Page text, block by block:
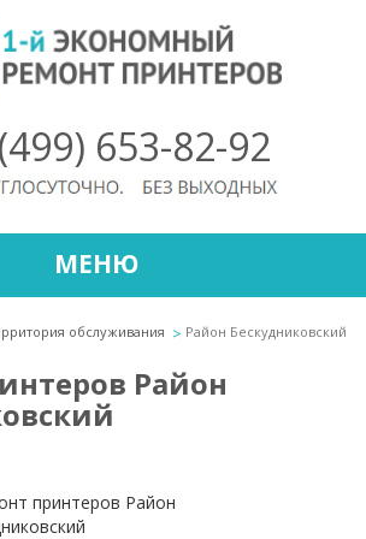
653-82-92
МЕНЮ
обслуживания Район Бескудниковский
Район